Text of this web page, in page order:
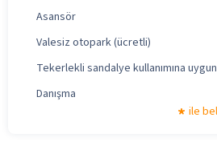
Asansör
Valesiz otopark (ücretli)
Tekerlekli sandalye kullanımına
Danışma
ile